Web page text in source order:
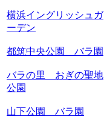
横浜イングリッシュガ
ーデン
都筑中央公園 バラ園
バラの里 おぎの聖地
公園
山下公園 バラ園